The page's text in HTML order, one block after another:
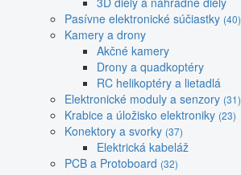
Pasívne elektronické súčiastky (40)
Kamery a drony
Akčné kamery
Drony a quadkoptéry
RC helikoptéry a lietadlá
Elektronické moduly a senzory (31)
Krabice a úložisko elektroniky (23)
Konektory a svorky (37)
Elektrická kabeláž
PCB a Protoboard (32)